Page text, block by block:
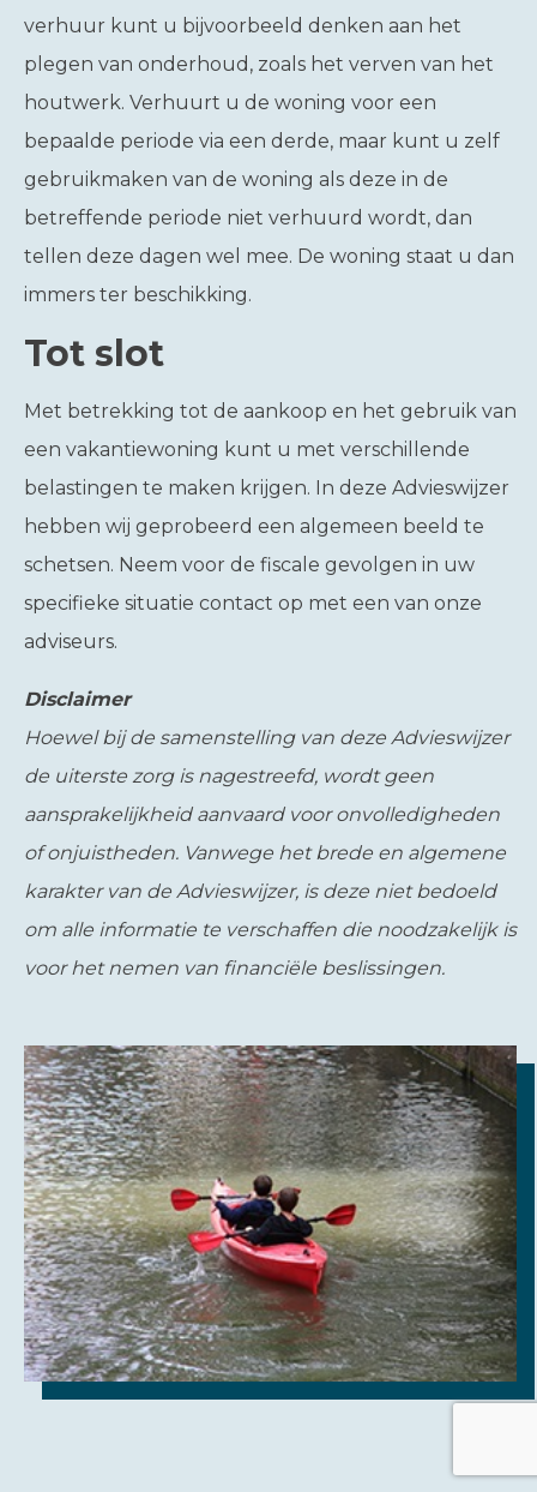
verhuur kunt u bijvoorbeeld denken aan het
plegen van onderhoud, zoals het verven van het
houtwerk. Verhuurt u de woning voor een
bepaalde periode via een derde, maar kunt u zelf
gebruikmaken van de woning als deze in de
betreffende periode niet verhuurd wordt, dan
tellen deze dagen wel mee. De woning staat u dan
immers ter beschikking.
Tot slot
Met betrekking tot de aankoop en het gebruik van
een vakantiewoning kunt u met verschillende
belastingen te maken krijgen. In deze Advieswijzer
hebben wij geprobeerd een algemeen beeld te
schetsen. Neem voor de fiscale gevolgen in uw
specifieke situatie contact op met een van onze
adviseurs.
Disclaimer
Hoewel bij de samenstelling van deze Advieswijzer
de uiterste zorg is nagestreefd, wordt geen
aansprakelijkheid aanvaard voor onvolledigheden
of onjuistheden. Vanwege het brede en algemene
karakter van de Advieswijzer, is deze niet bedoeld
om alle informatie te verschaffen die noodzakelijk is
voor het nemen van financiële beslissingen.